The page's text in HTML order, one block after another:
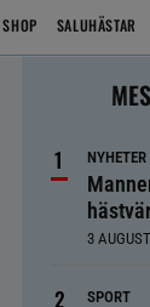
SHOP SALUHÄSTAR
NYHETER
3
SPORT